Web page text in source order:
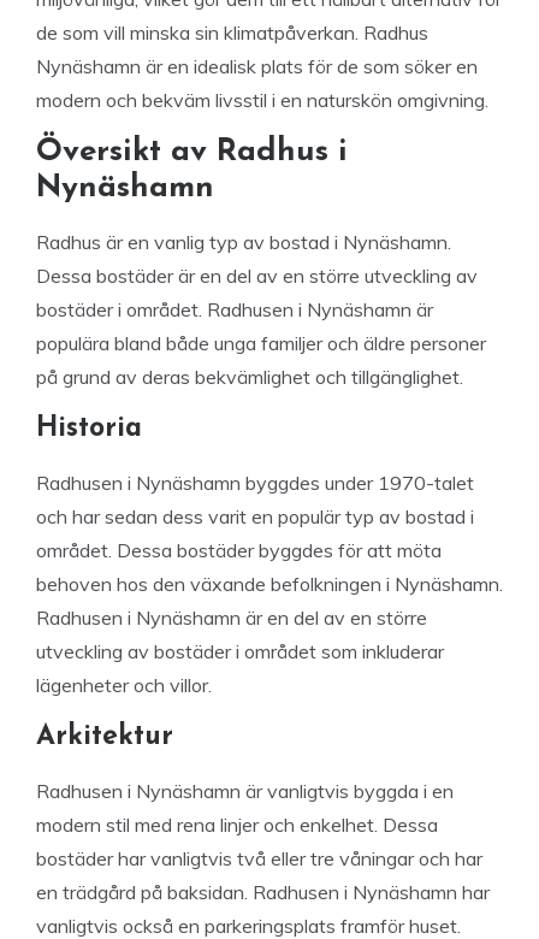
de som vill minska sin klimatpåverkan. Radhus
Nynäshamn är en idealisk plats för de som söker en
modern och bekväm livsstil i en naturskön omgivning.
Översikt av Radhus i
Nynäshamn
Radhus är en vanlig typ av bostad i Nynäshamn.
Dessa bostäder är en del av en större utveckling av
bostäder i området. Radhusen i Nynäshamn är
populära bland både unga familjer och äldre personer
på grund av deras bekvämlighet och tillgänglighet.
Historia
Radhusen i Nynäshamn byggdes under 1970-talet
och har sedan dess varit en populär typ av bostad i
området. Dessa bostäder byggdes för att möta
behoven hos den växande befolkningen i Nynäshamn.
Radhusen i Nynäshamn är en del av en större
utveckling av bostäder i området som inkluderar
lägenheter och villor.
Arkitektur
Radhusen i Nynäshamn är vanligtvis byggda i en
modern stil med rena linjer och enkelhet. Dessa
bostäder har vanligtvis två eller tre våningar och har
en trädgård på baksidan. Radhusen i Nynäshamn har
vanligtvis också en parkeringsplats framför huset.